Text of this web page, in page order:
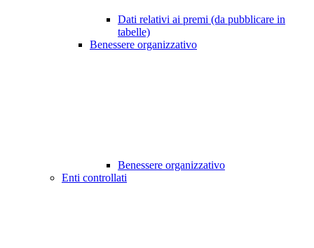
Dati relativi ai premi (da pubblicare in
tabelle)
Benessere organizzativo
Benessere organizzativo
Enti controllati